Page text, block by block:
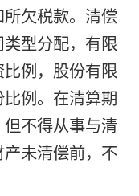
欠税款。清偿
型分配，有限
例，股份有限
例。在清算期
不得从事与清
未清偿前，不